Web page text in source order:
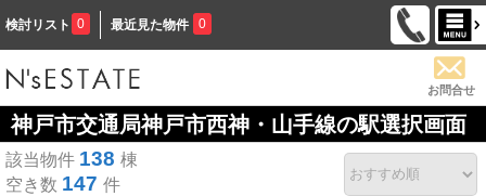
検討リスト 0 最近見た物件 0
お問合せ
神戸市交通局神戸市西神・山手線の駅選択画面
該当物件 138 棟
空き数 147 件